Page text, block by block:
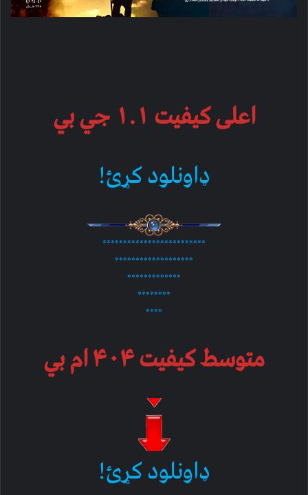
اعلی کیفیت ۱.۱ جي بي
ډاونلود کړئ!
*************************
*******************
*************
********
****
متوسط کیفیت ۴۰۴ ام بي
ډاونلود کړئ!